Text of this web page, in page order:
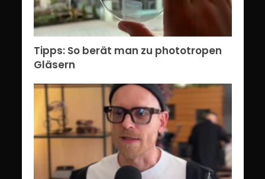
Tipps: So berät man zu phototropen
Gläsern